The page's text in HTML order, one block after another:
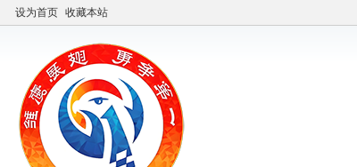
设为首页 收藏本站